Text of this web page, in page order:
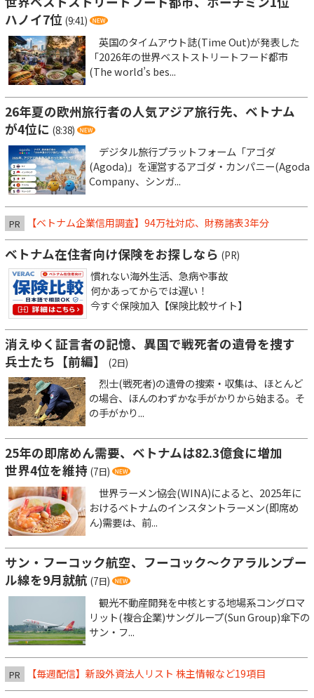
ハノイ7位 (9:41)
英国のタイムアウト誌(Time Out)が発表した
「2026年の世界ベストストリートフード都市
(The world’s bes...
26年夏の欧州旅行者の人気アジア旅行先、ベトナム
が4位に (8:38)
デジタル旅行プラットフォーム「アゴダ
(Agoda)」を運営するアゴダ・カンパニー(Agoda
Company、シンガ...
PR 【ベトナム企業信用調査】94万社対応、財務諸表3年分
ベトナム在住者向け保険をお探しなら (PR)
慣れない海外生活、急病や事故
何かあってからでは遅い！
今すぐ保険加入【保険比較サイト】
消えゆく証言者の記憶、異国で戦死者の遺骨を捜す
兵士たち【前編】
(2日)
烈士(戦死者)の遺骨の捜索・収集は、ほとんど
の場合、ほんのわずかな手がかりから始まる。そ
の手がかり...
25年の即席めん需要、ベトナムは82.3億食に増加
世界4位を維持 (7日)
世界ラーメン協会(WINA)によると、2025年に
おけるベトナムのインスタントラーメン(即席め
ん)需要は、前...
サン・フーコック航空、フーコック～クアラルンプー
ル線を9月就航 (7日)
観光不動産開発を中核とする地場系コングロマ
リット(複合企業)サングループ(Sun Group)傘下の
サン・フ...
PR 【毎週配信】新設外資法人リスト 株主情報など19項目